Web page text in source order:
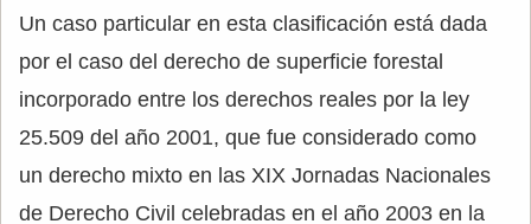
Un caso particular en esta clasificación está dada
por el caso del derecho de superficie forestal
incorporado entre los derechos reales por la ley
25.509 del año 2001, que fue considerado como
un derecho mixto en las XIX Jornadas Nacionales
de Derecho Civil celebradas en el año 2003 en la